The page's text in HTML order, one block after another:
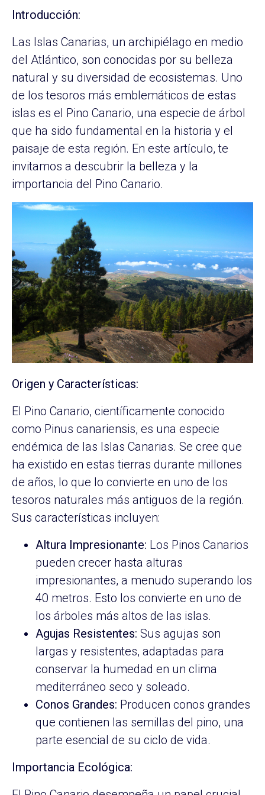
Introducción:
Las Islas Canarias, un archipiélago en medio
del Atlántico, son conocidas por su belleza
natural y su diversidad de ecosistemas. Uno
de los tesoros más emblemáticos de estas
islas es el Pino Canario, una especie de árbol
que ha sido fundamental en la historia y el
paisaje de esta región. En este artículo, te
invitamos a descubrir la belleza y la
importancia del Pino Canario.
Origen y Características:
El Pino Canario, científicamente conocido
como Pinus canariensis, es una especie
endémica de las Islas Canarias. Se cree que
ha existido en estas tierras durante millones
de años, lo que lo convierte en uno de los
tesoros naturales más antiguos de la región.
Sus características incluyen:
Altura Impresionante: Los Pinos Canarios
pueden crecer hasta alturas
impresionantes, a menudo superando los
40 metros. Esto los convierte en uno de
los árboles más altos de las islas.
Agujas Resistentes: Sus agujas son
largas y resistentes, adaptadas para
conservar la humedad en un clima
mediterráneo seco y soleado.
Conos Grandes: Producen conos grandes
que contienen las semillas del pino, una
parte esencial de su ciclo de vida.
Importancia Ecológica: